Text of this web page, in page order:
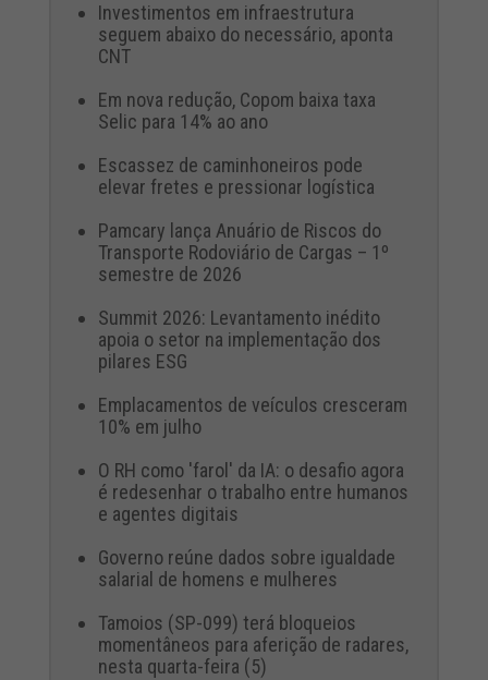
Investimentos em infraestrutura
seguem abaixo do necessário, aponta
CNT
Em nova redução, Copom baixa taxa
Selic para 14% ao ano
Escassez de caminhoneiros pode
elevar fretes e pressionar logística
Pamcary lança Anuário de Riscos do
Transporte Rodoviário de Cargas – 1º
semestre de 2026
Summit 2026: Levantamento inédito
apoia o setor na implementação dos
pilares ESG
Emplacamentos de veículos cresceram
10% em julho
O RH como 'farol' da IA: o desafio agora
é redesenhar o trabalho entre humanos
e agentes digitais
Governo reúne dados sobre igualdade
salarial de homens e mulheres
Tamoios (SP-099) terá bloqueios
momentâneos para aferição de radares,
nesta quarta-feira (5)